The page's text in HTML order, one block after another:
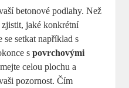
betonové podlahy. Než
zjistit, jaké konkrétní
setkat například s
spovrchovými
celou plochu a
pozornost. Čím